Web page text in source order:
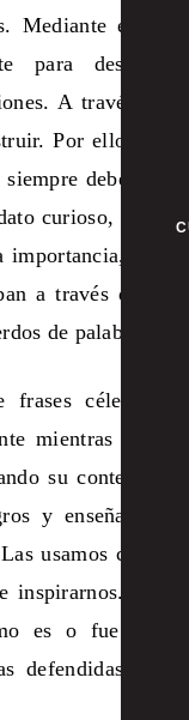
Mediante ellas,
para después
A través de
Por ello, las
debemos
curioso, en la
que
a través de la
de palabra.
célebres,
mientras lees.
su contenido
y enseñanzas
usamos como
Las
es o fue una
defendidas por